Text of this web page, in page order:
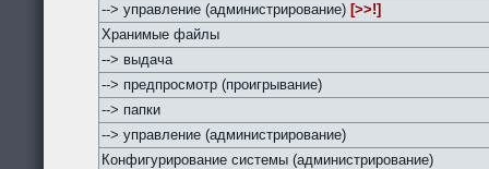
--> управление (администрирование) [>>!]
Хранимые файлы
--> выдача
--> предпросмотр (проигрывание)
--> папки
--> управление (администрирование)
Конфигурирование системы (администрирование)